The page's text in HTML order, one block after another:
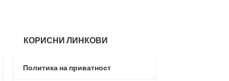
КОРИСНИ ЛИНКОВИ
Политика на приватност